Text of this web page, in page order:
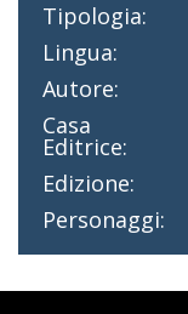
Tipologia:
Lingua:
Autore:
Casa
Editrice:
Edizione:
Personaggi: